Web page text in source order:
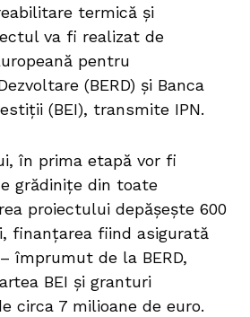
termică și
va fi realizat de
pentru
(BERD) și Banca
(BEI), transmite IPN.
în prima etapă vor fi
grădinițe din toate
proiectului depășește 600
finanțarea fiind asigurată
împrumut de la BERD,
BEI și granturi
circa 7 milioane de euro.